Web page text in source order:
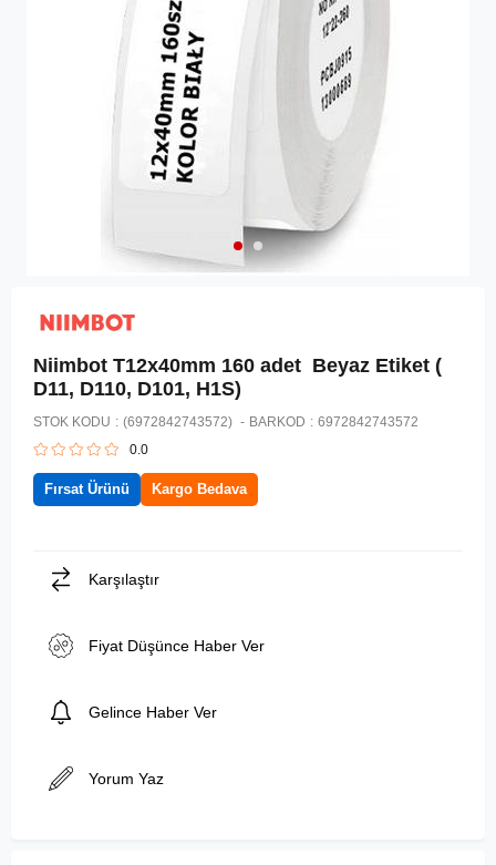
Niimbot T12x40mm 160 adet Beyaz Etiket (
D11, D110, D101, H1S)
STOK KODU (6972842743572) BARKOD : 6972842743572
0.0
Fırsat Ürünü Kargo Bedava
Karşılaştır
Fiyat Düşünce Haber Ver
Gelince Haber Ver
Yorum Yaz